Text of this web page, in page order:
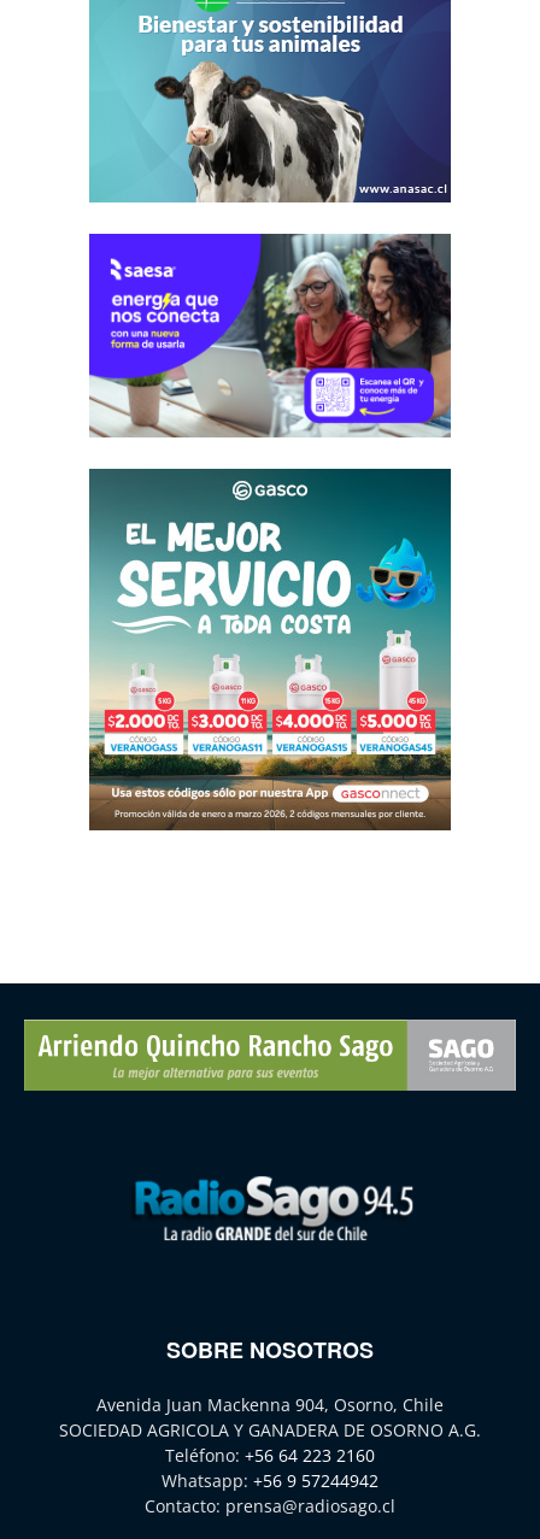
SOBRE NOSOTROS
Avenida Juan Mackenna 904, Osorno, Chile
SOCIEDAD AGRICOLA Y GANADERA DE OSORNO A.G.
Teléfono: +56 64 223 2160
Whatsapp: +56 9 57244942
Contacto: prensa@radiosago.cl